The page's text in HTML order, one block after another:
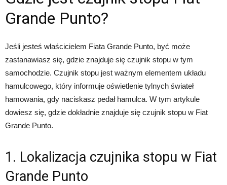
Grande Punto?
Jeśli jesteś właścicielem Fiata Grande Punto, być może
zastanawiasz się, gdzie znajduje się czujnik stopu w tym
samochodzie. Czujnik stopu jest ważnym elementem układu
hamulcowego, który informuje oświetlenie tylnych świateł
hamowania, gdy naciskasz pedał hamulca. W tym artykule
dowiesz się, gdzie dokładnie znajduje się czujnik stopu w Fiat
Grande Punto.
1. Lokalizacja czujnika stopu w Fiat
Grande Punto